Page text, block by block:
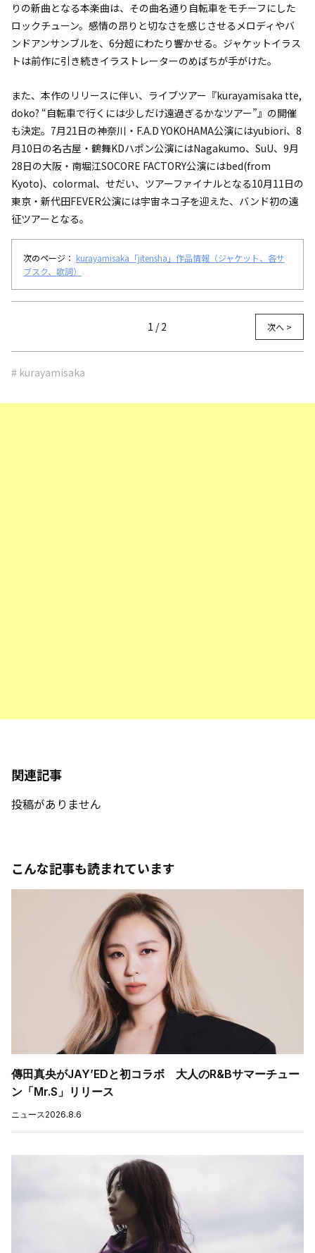
りの新曲となる本楽曲は、その曲名通り自転車をモチーフにした
ロックチューン。感情の昂りと切なさを感じさせるメロディやバ
ンドアンサンブルを、6分超にわたり響かせる。ジャケットイラス
トは前作に引き続きイラストレーターのめばちが手がけた。
また、本作のリリースに伴い、ライブツアー『kurayamisaka tte,
doko? “自転車で行くには少しだけ遠過ぎるかなツアー”』の開催
も決定。7月21日の神奈川・F.A.D YOKOHAMA公演にはyubiori、8
月10日の名古屋・鶴舞KDハポン公演にはNagakumo、SuU、9月
28日の大阪・南堀江SOCORE FACTORY公演にはbed(from
Kyoto)、colormal、せだい、ツアーファイナルとなる10月11日の
東京・新代田FEVER公演には宇宙ネコ子を迎えた、バンド初の遠
征ツアーとなる。
次のページ： kurayamisaka「jitensha」作品情報（ジャケット、各サ
ブスク、歌詞）
1 / 2 次へ >
# kurayamisaka
関連記事
投稿がありません
こんな記事も読まれています
傳田真央がJAY’EDと初コラボ 大人のR&Bサマーチュー
ン「Mr.S」リリース
ニュース2026.8.6